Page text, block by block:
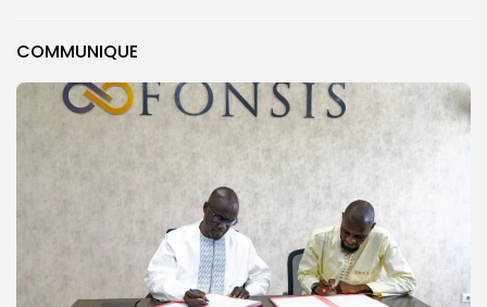
COMMUNIQUE